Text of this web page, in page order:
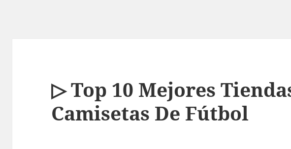
▷ Top 10 Mejores
Camisetas De Fútbol